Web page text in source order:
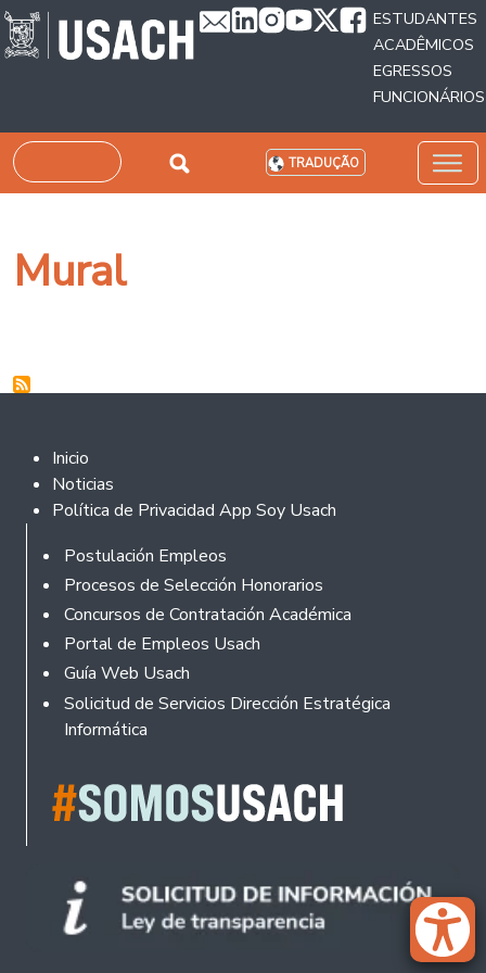
Passar para o conteúdo principal
ESTUDANTES
ACADÊMICOS
EGRESSOS
FUNCIONÁRIOS
Pesquisar TRADUÇÃO
Mural
Footer 2
Inicio
Noticias
Política de Privacidad App Soy Usach
Rodapé
Postulación Empleos
Procesos de Selección Honorarios
Concursos de Contratación Académica
Portal de Empleos Usach
Guía Web Usach
Solicitud de Servicios Dirección Estratégica
Informática